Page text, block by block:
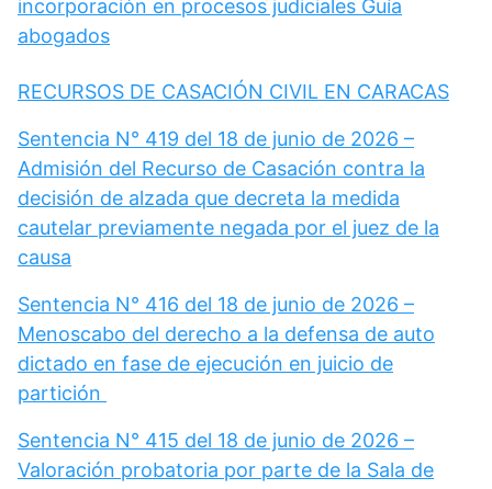
incorporación en procesos judiciales Guía
abogados
RECURSOS DE CASACIÓN CIVIL EN CARACAS
Sentencia N° 419 del 18 de junio de 2026 –
Admisión del Recurso de Casación contra la
decisión de alzada que decreta la medida
cautelar previamente negada por el juez de la
causa
Sentencia N° 416 del 18 de junio de 2026 –
Menoscabo del derecho a la defensa de auto
dictado en fase de ejecución en juicio de
partición
Sentencia N° 415 del 18 de junio de 2026 –
Valoración probatoria por parte de la Sala de